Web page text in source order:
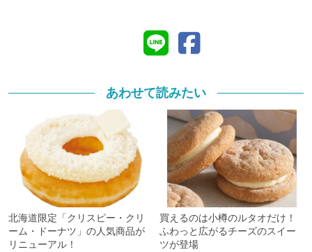
あわせて読みたい
北海道限定「クリスピー・クリ
ーム・ドーナツ」の人気商品が
リニューアル！
買えるのは小樽のルタオだけ！
ふわっと広がるチーズのスイー
ツが登場